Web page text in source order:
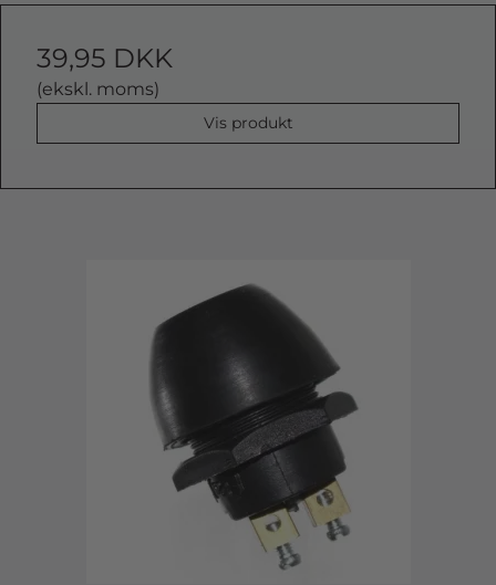
39,95 DKK
(ekskl. moms)
Vis produkt